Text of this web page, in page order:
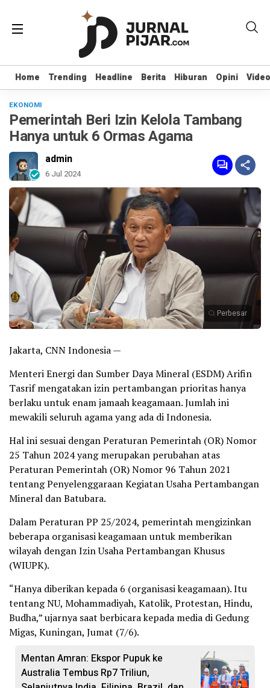
Home Trending Headline Berita Hiburan Opini Video
Home Trending Headline Berita Hiburan Opini Video
EKONOMI
Pemerintah Beri Izin Kelola Tambang
Hanya untuk 6 Ormas Agama
admin
6 Jul 2024
Perbesar
Jakarta, CNN Indonesia —
Menteri Energi dan Sumber Daya Mineral (ESDM) Arifin
Tasrif mengatakan izin pertambangan prioritas hanya
berlaku untuk enam jamaah keagamaan. Jumlah ini
mewakili seluruh agama yang ada di Indonesia.
Hal ini sesuai dengan Peraturan Pemerintah (OR) Nomor
25 Tahun 2024 yang merupakan perubahan atas
Peraturan Pemerintah (OR) Nomor 96 Tahun 2021
tentang Penyelenggaraan Kegiatan Usaha Pertambangan
Mineral dan Batubara.
Dalam Peraturan PP 25/2024, pemerintah mengizinkan
beberapa organisasi keagamaan untuk memberikan
wilayah dengan Izin Usaha Pertambangan Khusus
(WIUPK).
“Hanya diberikan kepada 6 (organisasi keagamaan). Itu
tentang NU, Mohammadiyah, Katolik, Protestan, Hindu,
Budha,” ujarnya saat berbicara kepada media di Gedung
Migas, Kuningan, Jumat (7/6).
Mentan Amran: Ekspor Pupuk ke
Australia Tembus Rp7 Triliun,